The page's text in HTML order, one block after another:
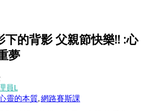
下的背影 父親節快樂!! :心
夢
員L
靈的本質,網路賽斯課